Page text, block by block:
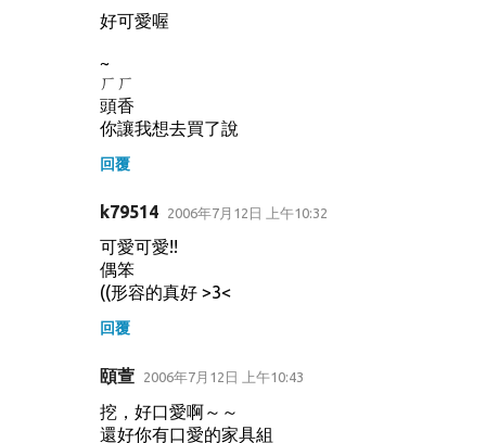
好可愛喔
~
ㄏㄏ
頭香
你讓我想去買了說
回覆
k79514 2006年7月12日 上午10:32
可愛可愛!!
偶笨
((形容的真好 >3<
回覆
頤萱 2006年7月12日 上午10:43
挖，好口愛啊～～
還好你有口愛的家具組